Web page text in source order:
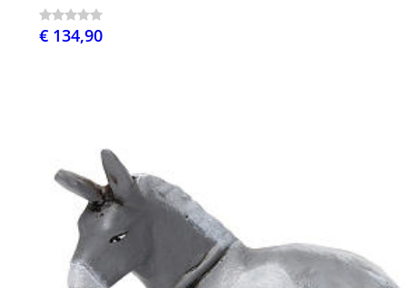
€ 134,90